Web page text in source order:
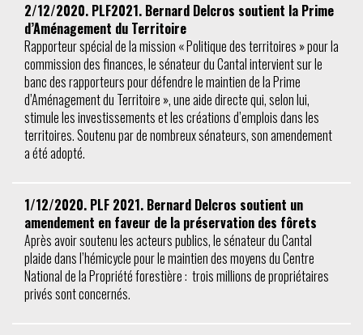
2/12/2020. PLF2021. Bernard Delcros soutient la Prime
d’Aménagement du Territoire
Rapporteur spécial de la mission « Politique des territoires » pour la
commission des finances, le sénateur du Cantal intervient sur le
banc des rapporteurs pour défendre le maintien de la Prime
d’Aménagement du Territoire », une aide directe qui, selon lui,
stimule les investissements et les créations d’emplois dans les
territoires. Soutenu par de nombreux sénateurs, son amendement
a été adopté.
1/12/2020. PLF 2021. Bernard Delcros soutient un
amendement en faveur de la préservation des fôrets
Après avoir soutenu les acteurs publics, le sénateur du Cantal
plaide dans l’hémicycle pour le maintien des moyens du Centre
National de la Propriété forestière : trois millions de propriétaires
privés sont concernés.